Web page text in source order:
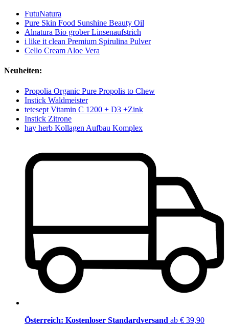
FutuNatura
Pure Skin Food Sunshine Beauty Oil
Alnatura Bio grober Linsenaufstrich
i like it clean Premium Spirulina Pulver
Cello Cream Aloe Vera
Neuheiten:
Propolia Organic Pure Propolis to Chew
Instick Waldmeister
tetesept Vitamin C 1200 + D3 +Zink
Instick Zitrone
hay herb Kollagen Aufbau Komplex
Österreich: Kostenloser Standardversand ab € 39,90